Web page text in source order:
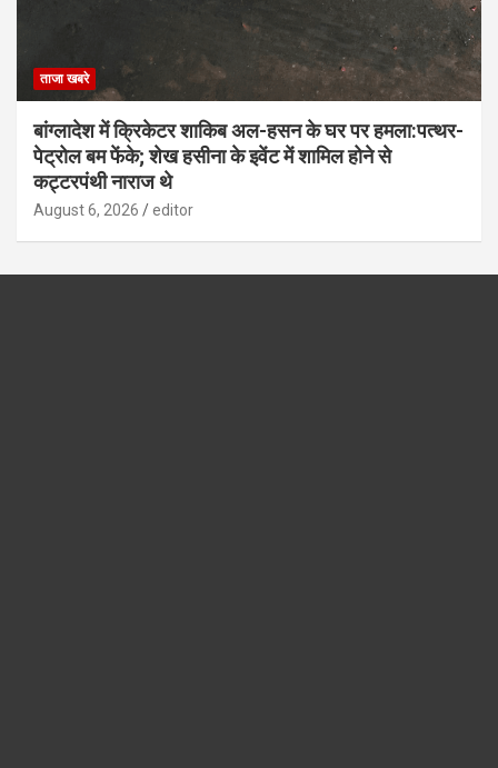
ताजा खबरे
बांग्लादेश में क्रिकेटर शाकिब अल-हसन के घर पर हमला:पत्थर-
पेट्रोल बम फेंके; शेख हसीना के इवेंट में शामिल होने से
कट्टरपंथी नाराज थे
August 6, 2026 editor